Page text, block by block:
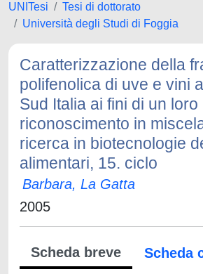
UNITesi
Tesi di dottorato
Università degli Studi di Foggia
Caratterizzazione della
polifenolica di uve e vini
Sud Italia ai fini di un loro
riconoscimento in
ricerca in biotecnologie
alimentari, 15. ciclo
Barbara, La Gatta
2005
Scheda breve
Scheda